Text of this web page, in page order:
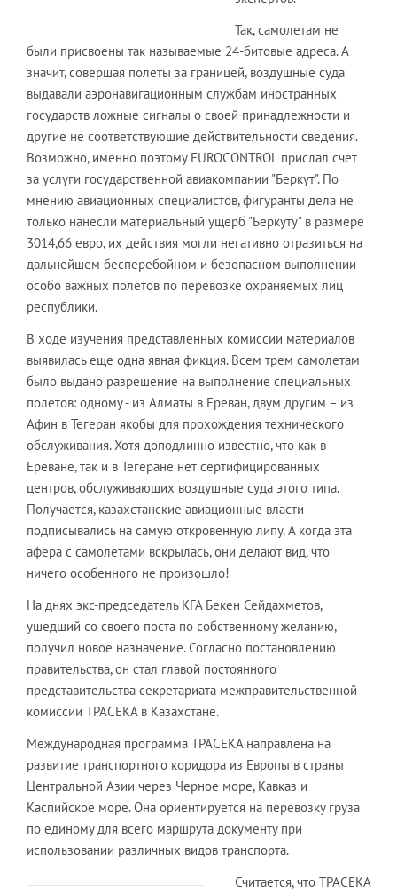
Так, самолетам не
были присвоены так называемые 24-битовые адреса. А
значит, совершая полеты за границей, воздушные суда
выдавали аэронавигационным службам иностранных
государств ложные сигналы о своей принадлежности и
другие не соответствующие действительности сведения.
Возможно, именно поэтому EUROCONTROL прислал счет
за услуги государственной авиакомпании "Беркут". По
мнению авиационных специалистов, фигуранты дела не
только нанесли материальный ущерб "Беркуту" в размере
3014,66 евро, их действия могли негативно отразиться на
дальнейшем бесперебойном и безопасном выполнении
особо важных полетов по перевозке охраняемых лиц
республики.
В ходе изучения представленных комиссии материалов
выявилась еще одна явная фикция. Всем трем самолетам
было выдано разрешение на выполнение специальных
полетов: одному - из Алматы в Ереван, двум другим – из
Афин в Тегеран якобы для прохождения технического
обслуживания. Хотя доподлинно известно, что как в
Ереване, так и в Тегеране нет сертифицированных
центров, обслуживающих воздушные суда этого типа.
Получается, казахстанские авиационные власти
подписывались на самую откровенную липу. А когда эта
афера с самолетами вскрылась, они делают вид, что
ничего особенного не произошло!
На днях экс-председатель КГА Бекен Сейдахметов,
ушедший со своего поста по собственному желанию,
получил новое назначение. Согласно постановлению
правительства, он стал главой постоянного
представительства секретариата межправительственной
комиссии ТРАСЕКА в Казахстане.
Международная программа ТРАСЕКА направлена на
развитие транспортного коридора из Европы в страны
Центральной Азии через Черное море, Кавказ и
Каспийское море. Она ориентируется на перевозку груза
по единому для всего маршрута документу при
использовании различных видов транспорта.
Считается, что ТРАСЕКА